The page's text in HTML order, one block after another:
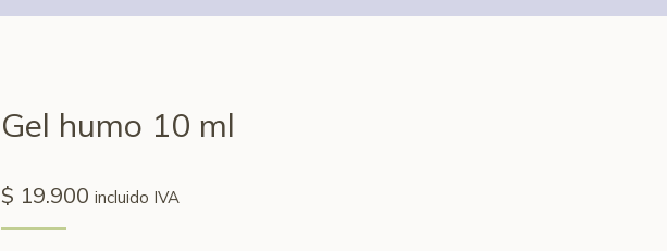
Gel humo 10 ml
$ 19.900 incluido IVA